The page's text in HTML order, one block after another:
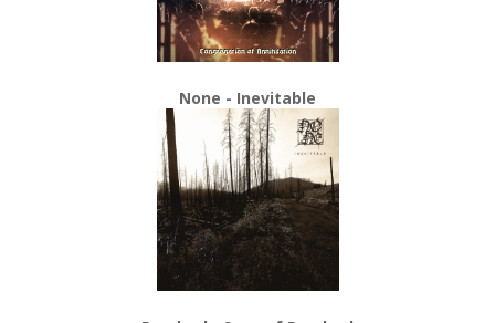
None - Inevitable